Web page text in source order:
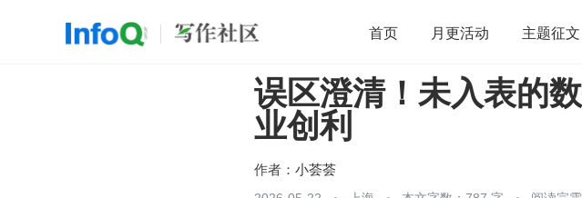
首页 月更活动 主题征文
开源 架构 OpenHarmony 算法
团队管理
误区澄清！未入表的
业创利
作者： 小荟荟